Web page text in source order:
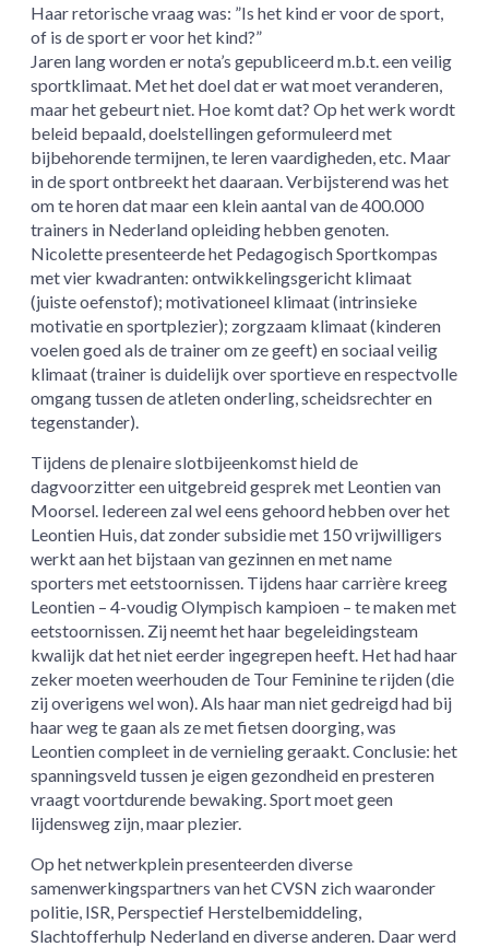
Haar retorische vraag was: ”Is het kind er voor de sport,
of is de sport er voor het kind?”
Jaren lang worden er nota’s gepubliceerd m.b.t. een veilig
sportklimaat. Met het doel dat er wat moet veranderen,
maar het gebeurt niet. Hoe komt dat? Op het werk wordt
beleid bepaald, doelstellingen geformuleerd met
bijbehorende termijnen, te leren vaardigheden, etc. Maar
in de sport ontbreekt het daaraan. Verbijsterend was het
om te horen dat maar een klein aantal van de 400.000
trainers in Nederland opleiding hebben genoten.
Nicolette presenteerde het Pedagogisch Sportkompas
met vier kwadranten: ontwikkelingsgericht klimaat
(juiste oefenstof); motivationeel klimaat (intrinsieke
motivatie en sportplezier); zorgzaam klimaat (kinderen
voelen goed als de trainer om ze geeft) en sociaal veilig
klimaat (trainer is duidelijk over sportieve en respectvolle
omgang tussen de atleten onderling, scheidsrechter en
tegenstander).
Tijdens de plenaire slotbijeenkomst hield de
dagvoorzitter een uitgebreid gesprek met Leontien van
Moorsel. Iedereen zal wel eens gehoord hebben over het
Leontien Huis, dat zonder subsidie met 150 vrijwilligers
werkt aan het bijstaan van gezinnen en met name
sporters met eetstoornissen. Tijdens haar carrière kreeg
Leontien – 4-voudig Olympisch kampioen – te maken met
eetstoornissen. Zij neemt het haar begeleidingsteam
kwalijk dat het niet eerder ingegrepen heeft. Het had haar
zeker moeten weerhouden de Tour Feminine te rijden (die
zij overigens wel won). Als haar man niet gedreigd had bij
haar weg te gaan als ze met fietsen doorging, was
Leontien compleet in de vernieling geraakt. Conclusie: het
spanningsveld tussen je eigen gezondheid en presteren
vraagt voortdurende bewaking. Sport moet geen
lijdensweg zijn, maar plezier.
Op het netwerkplein presenteerden diverse
samenwerkingspartners van het CVSN zich waaronder
politie, ISR, Perspectief Herstelbemiddeling,
Slachtofferhulp Nederland en diverse anderen. Daar werd